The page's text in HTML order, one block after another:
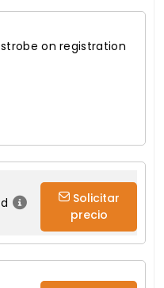
strobe on registration
Solicitar
precio